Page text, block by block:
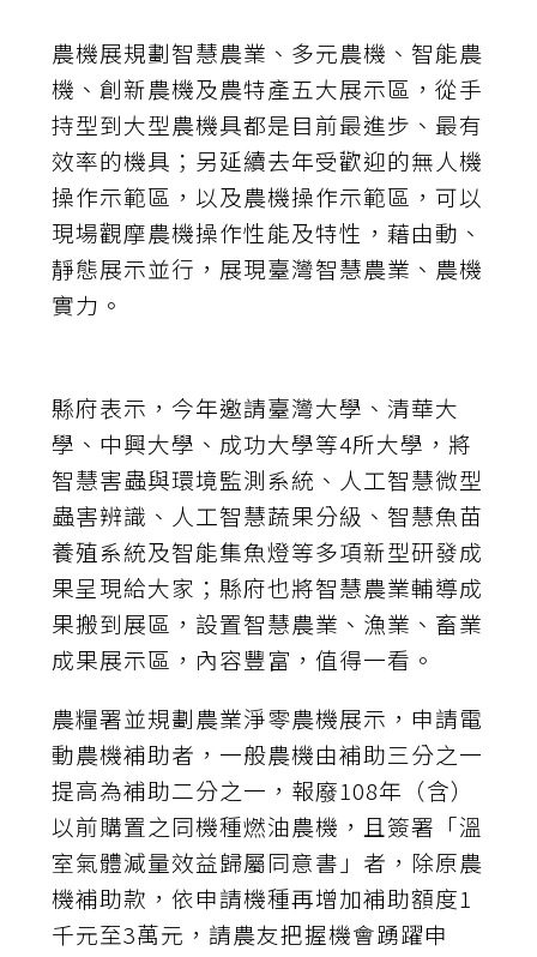
農機展規劃智慧農業、多元農機、智能農
機、創新農機及農特產五大展示區，從手
持型到大型農機具都是目前最進步、最有
效率的機具；另延續去年受歡迎的無人機
操作示範區，以及農機操作示範區，可以
現場觀摩農機操作性能及特性，藉由動、
靜態展示並行，展現臺灣智慧農業、農機
實力。
縣府表示，今年邀請臺灣大學、清華大
學、中興大學、成功大學等4所大學，將
智慧害蟲與環境監測系統、人工智慧微型
蟲害辨識、人工智慧蔬果分級、智慧魚苗
養殖系統及智能集魚燈等多項新型研發成
果呈現給大家；縣府也將智慧農業輔導成
果搬到展區，設置智慧農業、漁業、畜業
成果展示區，內容豐富，值得一看。
農糧署並規劃農業淨零農機展示，申請電
動農機補助者，一般農機由補助三分之一
提高為補助二分之一，報廢108年（含）
以前購置之同機種燃油農機，且簽署「溫
室氣體減量效益歸屬同意書」者，除原農
機補助款，依申請機種再增加補助額度1
千元至3萬元，請農友把握機會踴躍申